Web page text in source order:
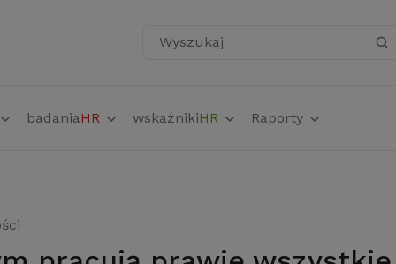
Wyszukaj
badaniaHR wskaźnikiHR Raporty